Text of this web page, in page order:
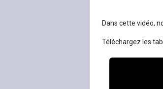
Dans cette vidéo,
Téléchargez les